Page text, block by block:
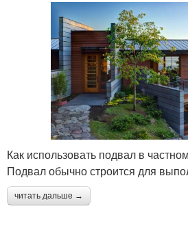
Как использовать подвал в
Подвал обычно строится для
читать дальше →